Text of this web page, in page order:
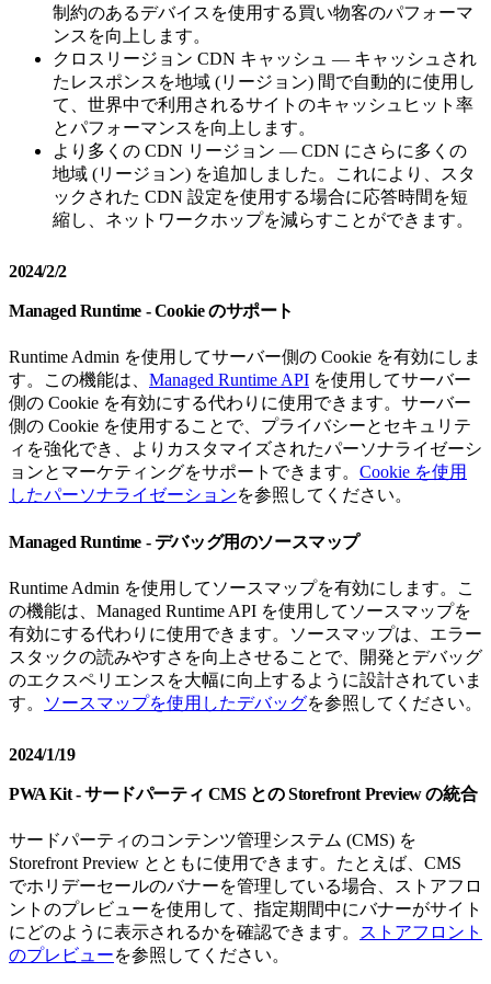
制約のあるデバイスを使用する買い物客のパフォーマ
ンスを向上します。
クロスリージョン CDN キャッシュ — キャッシュされ
たレスポンスを地域 (リージョン) 間で自動的に使用し
て、世界中で利用されるサイトのキャッシュヒット率
とパフォーマンスを向上します。
より多くの CDN リージョン — CDN にさらに多くの
地域 (リージョン) を追加しました。これにより、スタ
ックされた CDN 設定を使用する場合に応答時間を短
縮し、ネットワークホップを減らすことができます。
2024/2/2
Managed Runtime - Cookie のサポート
Runtime Admin を使用してサーバー側の Cookie を有効にしま
す。この機能は、 Managed Runtime API を使用してサーバー
側の Cookie を有効にする代わりに使用できます。サーバー
側の Cookie を使用することで、プライバシーとセキュリテ
ィを強化でき、よりカスタマイズされたパーソナライゼーシ
ョンとマーケティングをサポートできます。 Cookie を使用
したパーソナライゼーションを参照してください。
Managed Runtime - デバッグ用のソースマップ
Runtime Admin を使用してソースマップを有効にします。こ
の機能は、Managed Runtime API を使用してソースマップを
有効にする代わりに使用できます。ソースマップは、エラー
スタックの読みやすさを向上させることで、開発とデバッグ
のエクスペリエンスを大幅に向上するように設計されていま
す。
ソースマップを使用したデバッグを参照してください。
2024/1/19
PWA Kit - サードパーティ CMS との Storefront Preview の統合
サードパーティのコンテンツ管理システム (CMS) を
Storefront Preview とともに使用できます。たとえば、CMS
でホリデーセールのバナーを管理している場合、ストアフロ
ントのプレビューを使用して、指定期間中にバナーがサイト
にどのように表示されるかを確認できます。
ストアフロント
のプレビューを参照してください。